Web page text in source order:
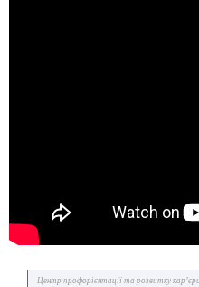
Центр профорієнтації та розвитку